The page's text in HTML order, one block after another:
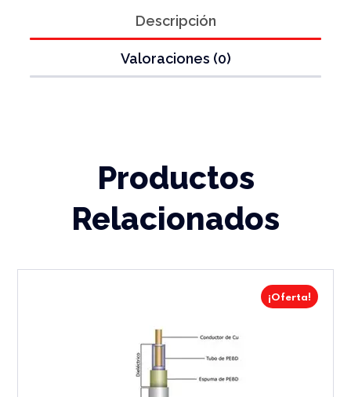
Descripción
Valoraciones (0)
Productos
Relacionados
¡Oferta!